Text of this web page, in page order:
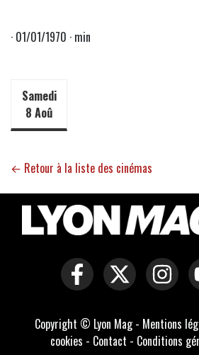
· 01/01/1970 · min
Samedi
8 Aoû
← Retour à la liste des cinémas
Copyright © Lyon Mag - Mentions
cookies - Contact - Conditions